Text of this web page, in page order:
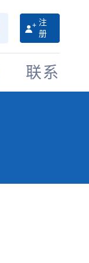
注
册
联系